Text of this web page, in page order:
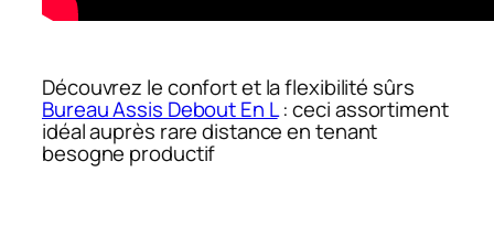
Découvrez le confort et la flexibilité sûrs
Bureau Assis Debout En L: ceci assortiment
idéal auprès rare distance en tenant
besogne productif